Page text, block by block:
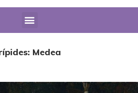
La tragedia de Eurípides: Medea
Medea